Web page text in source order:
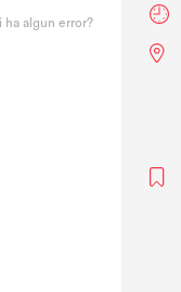
ha algun error?